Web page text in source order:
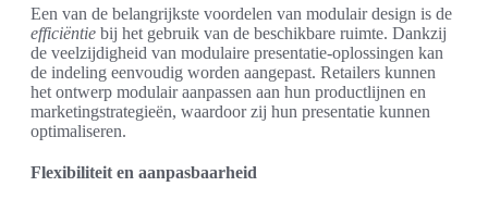
Een van de belangrijkste voordelen van modulair design is de
efficiëntie bij het gebruik van de beschikbare ruimte. Dankzij
de veelzijdigheid van modulaire presentatie-oplossingen kan
de indeling eenvoudig worden aangepast. Retailers kunnen
het ontwerp modulair aanpassen aan hun productlijnen en
marketingstrategieën, waardoor zij hun presentatie kunnen
optimaliseren.
Flexibiliteit en aanpasbaarheid